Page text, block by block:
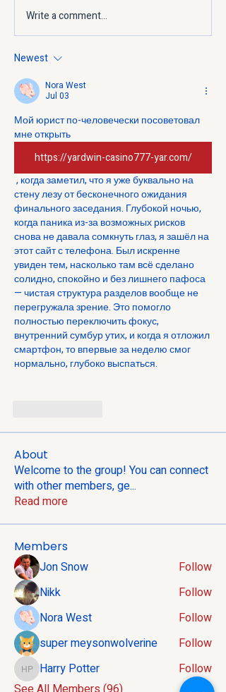
Write a comment...
Newest
Nora West
Jul 03
Мой юрист по-человечески посоветовал
мне открыть
https://yardwin-casino777-yar.com/
, когда заметил, что я уже буквально на
стену лезу от бесконечного ожидания
финального заседания. Глубокой ночью,
когда паника из-за возможных рисков
снова не давала сомкнуть глаз, я зашёл на
этот сайт с телефона. Был искренне
увиден тем, насколько там всё сделано
солидно, спокойно и без лишнего пафоса
— чистая структура разделов вообще не
перегружала зрение. Это помогло
полностью переключить фокус,
внутренний сумбур утих, и когда я отложил
смартфон, то впервые за неделю смог
нормально, глубоко выспаться.
About
Welcome to the group! You can connect
with other members, ge...
Read more
Members
Jon Snow
Follow
Nikk
Follow
Nora West
Follow
super meysonwolverine
Follow
Harry Potter
Harry Potter
Follow